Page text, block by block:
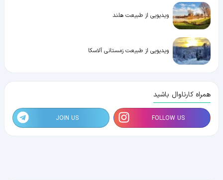
ویدیویی از طبیعت هلند
ویدیویی از طبیعت زمستانی آلاسکا
همراه کارناوال باشید
FOLLOW US
JOIN US